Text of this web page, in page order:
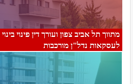
מתווך תל אביב צפון ועורך דין פינוי
לעסקאות נדל"ן מורכבות